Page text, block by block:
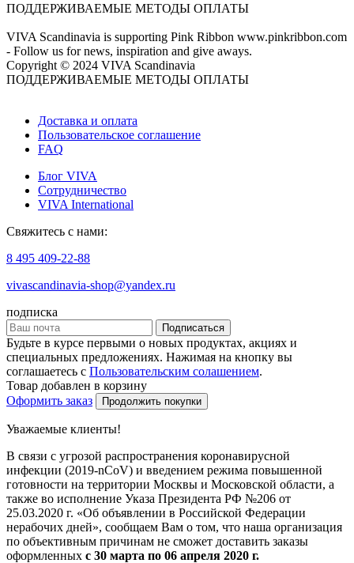
ПОДДЕРЖИВАЕМЫЕ МЕТОДЫ ОПЛАТЫ
VIVA Scandinavia is supporting Pink Ribbon www.pinkribbon.com
- Follow us for news, inspiration and give aways.
Copyright © 2024 VIVA Scandinavia
ПОДДЕРЖИВАЕМЫЕ МЕТОДЫ ОПЛАТЫ
Доставка и оплата
Пользовательское соглашение
FAQ
Блог VIVA
Сотрудничество
VIVA International
Свяжитесь с нами:
8 495 409-22-88
vivascandinavia-shop@yandex.ru
подписка
Подписаться
Будьте в курсе первыми о новых продуктах, акциях и
специальных предложениях. Нажимая на кнопку вы
соглашаетесь с Пользовательским солашением.
Товар добавлен в корзину
Оформить заказ
Продолжить покупки
Уважаемые клиенты!
В связи с угрозой распространения коронавирусной
инфекции (2019-nCoV) и введением режима повышенной
готовности на территории Москвы и Московской области, а
также во исполнение Указа Президента РФ №206 от
25.03.2020 г. «Об объявлении в Российской Федерации
нерабочих дней», сообщаем Вам о том, что наша организация
по объективным причинам не сможет доставить заказы
оформленных с 30 марта по 06 апреля 2020 г.